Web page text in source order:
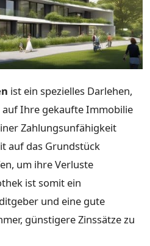
ist ein spezielles Darlehen,
Ihre gekaufte Immobilie
Zahlungsunfähigkeit
auf das Grundstück
um ihre Verluste
ist somit ein
und eine gute
günstigere Zinssätze zu